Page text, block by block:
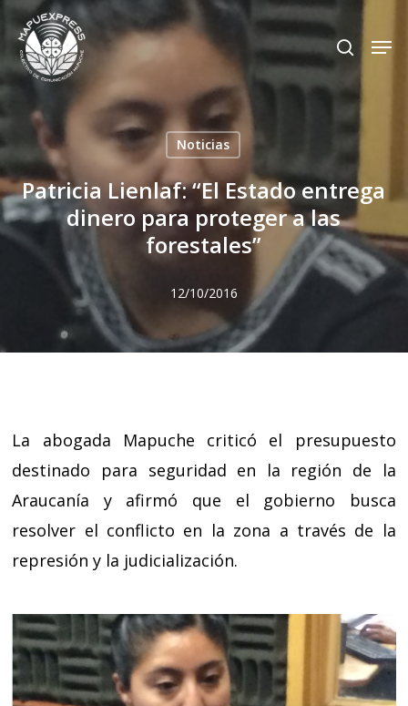
Skip
to
main
content
search
Noticias
Patricia Lienlaf: “El Estado entrega
dinero para proteger a las
forestales”
12/10/2016
La abogada Mapuche criticó el presupuesto
destinado para seguridad en la región de la
Araucanía y afirmó que el gobierno busca
resolver el conflicto en la zona a través de la
represión y la judicialización.
Close